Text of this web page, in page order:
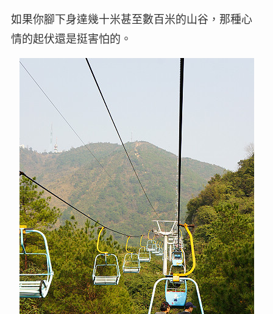
如果你腳下身達幾十米甚至數百米的山谷，那種心
情的起伏還是挺害怕的。